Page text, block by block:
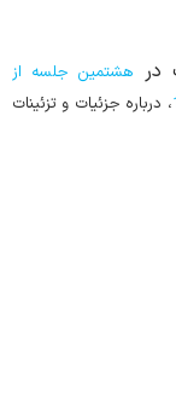
در هشتمین جلسه از
، درباره جزئیات و تزئینات